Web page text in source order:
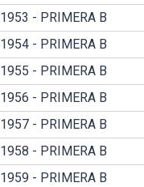
1953 - PRIMERA B
1954 - PRIMERA B
1955 - PRIMERA B
1956 - PRIMERA B
1957 - PRIMERA B
1958 - PRIMERA B
1959 - PRIMERA B